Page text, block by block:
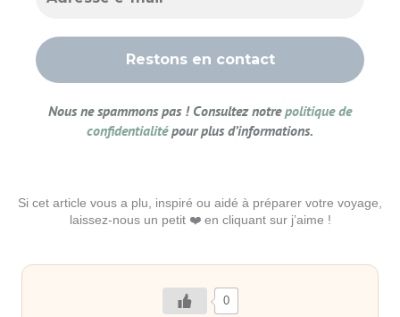
Nous ne spammons pas ! Consultez notrepolitique de
confidentialitépour plus d’informations.
Si cet article vous a plu, inspiré ou aidé à préparer votre voyage,
laissez-nous un petit ❤️ en cliquant sur j’aime !
0